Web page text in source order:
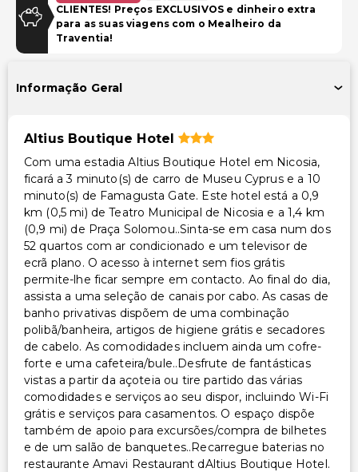
Instalações
Salas de reunião
Espaço para conferências
Transporte
Transporte para o aeroporto - entrega (taxa extra)
Outros serviços
Check-out expresso
Cofre na recepção
Equipa multilíngue
Serviço de lavanderia
Serviço de limusine ou carro com motorista
disponível
Check-in expresso
Serviço de lavanderia/lavagem a seco
CLIENTES! Preços EXCLUSIVOS e dinheiro extra
para as suas viagens com o Mealheiro da
Traventia!
Informação Geral
Altius Boutique Hotel
Com uma estadia Altius Boutique Hotel em Nicosia,
ficará a 3 minuto(s) de carro de Museu Cyprus e a 10
minuto(s) de Famagusta Gate. Este hotel está a 0,9
km (0,5 mi) de Teatro Municipal de Nicosia e a 1,4 km
(0,9 mi) de Praça Solomou..Sinta-se em casa num dos
52 quartos com ar condicionado e um televisor de
ecrã plano. O acesso à internet sem fios grátis
permite-lhe ficar sempre em contacto. Ao final do dia,
assista a uma seleção de canais por cabo. As casas de
banho privativas dispõem de uma combinação
polibã/banheira, artigos de higiene grátis e secadores
de cabelo. As comodidades incluem ainda um cofre-
forte e uma cafeteira/bule..Desfrute de fantásticas
vistas a partir da açoteia ou tire partido das várias
comodidades e serviços ao seu dispor, incluindo Wi-Fi
grátis e serviços para casamentos. O espaço dispõe
também de apoio para excursões/compra de bilhetes
e de um salão de banquetes..Recarregue baterias no
restaurante Amavi Restaurant dAltius Boutique Hotel.